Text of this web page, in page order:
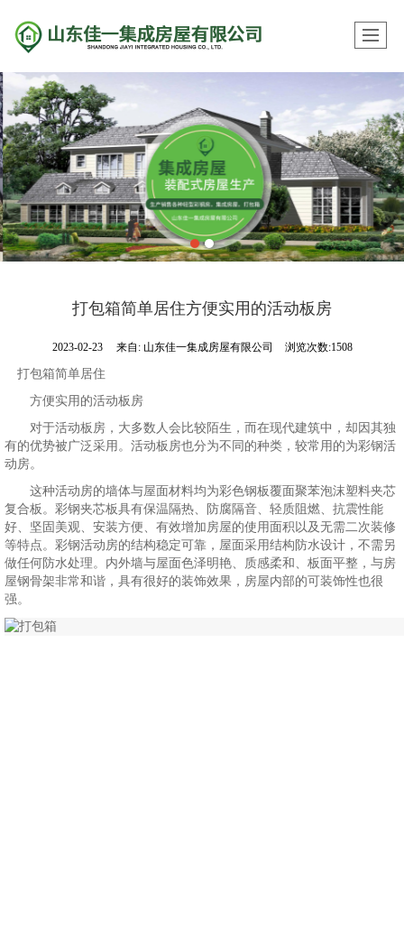
打包箱简单居住方便实用的活动板房
2023-02-23 来自: 山东佳一集成房屋有限公司 浏览次数:1508
打包箱简单居住
方便实用的活动板房
对于活动板房，大多数人会比较陌生，而在现代建筑中，却因其独
有的优势被广泛采用。活动板房也分为不同的种类，较常用的为彩钢活
动房。
这种活动房的墙体与屋面材料均为彩色钢板覆面聚苯泡沫塑料夹芯
复合板。彩钢夹芯板具有保温隔热、防腐隔音、轻质阻燃、抗震性能
好、坚固美观、安装方便、有效增加房屋的使用面积以及无需二次装修
等特点。彩钢活动房的结构稳定可靠，屋面采用结构防水设计，不需另
做任何防水处理。内外墙与屋面色泽明艳、质感柔和、板面平整，与房
屋钢骨架非常和谐，具有很好的装饰效果，房屋内部的可装饰性也很
强。